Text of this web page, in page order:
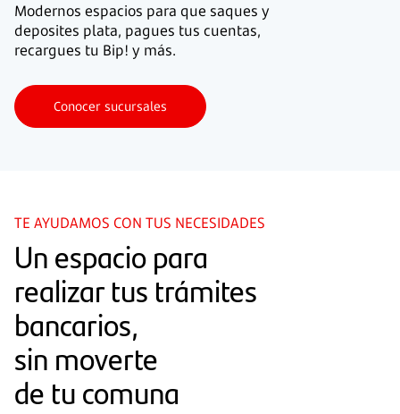
Modernos espacios para que saques y
deposites plata, pagues tus cuentas,
recargues tu Bip! y más.
Conocer sucursales
TE AYUDAMOS CON TUS NECESIDADES
Un espacio para
realizar tus trámites
bancarios,
sin moverte
de tu comuna